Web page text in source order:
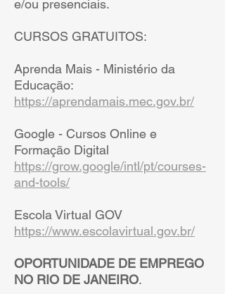
e/ou presenciais.
CURSOS GRATUITOS:
Aprenda Mais - Ministério da
Educação:
https://aprendamais.mec.gov.br/
Google - Cursos Online e
Formação Digital
https://grow.google/intl/pt/courses-
and-tools/
Escola Virtual GOV
https://www.escolavirtual.gov.br/
OPORTUNIDADE DE EMPREGO
NO RIO DE JANEIRO.